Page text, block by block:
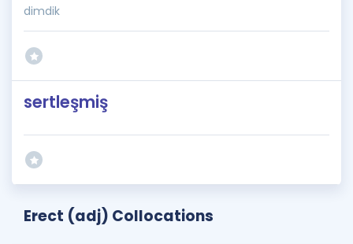
dimdik
sertleşmiş
Erect (adj) Collocations